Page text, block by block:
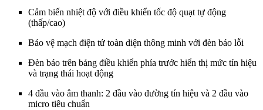
Cảm biến nhiệt độ với điều khiển tốc độ quạt tự động
(thấp/cao)
Bảo vệ mạch điện tử toàn diện thông minh với đèn báo lỗi
Đèn báo trên bảng điều khiển phía trước hiển thị mức tín hiệu
và trạng thái hoạt động
4 đầu vào âm thanh: 2 đầu vào đường tín hiệu và 2 đầu vào
micro tiêu chuẩn